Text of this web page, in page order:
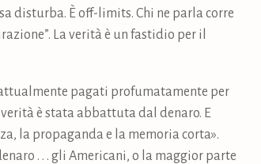
disturba. È off-limits. Chi ne parla corre
La verità è un fastidio per il
pagati profumatamente per
è stata abbattuta dal denaro. E
la propaganda e la memoria corta».
. . . gli Americani, o la maggior parte